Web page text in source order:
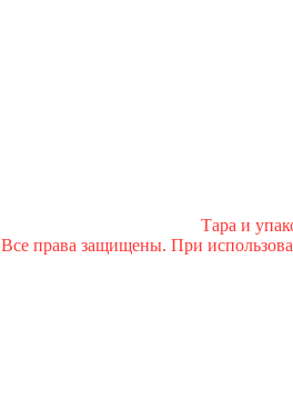
Тара и
Все права защищены. При